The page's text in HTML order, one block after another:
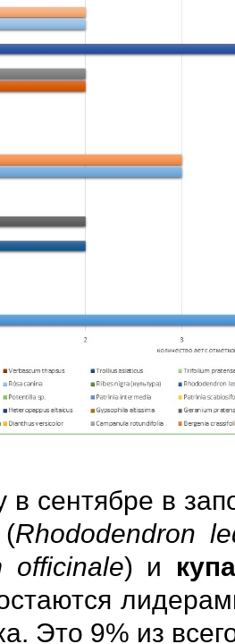
в сентябре в
(Rhododendron
officinale) и
Это 9% из